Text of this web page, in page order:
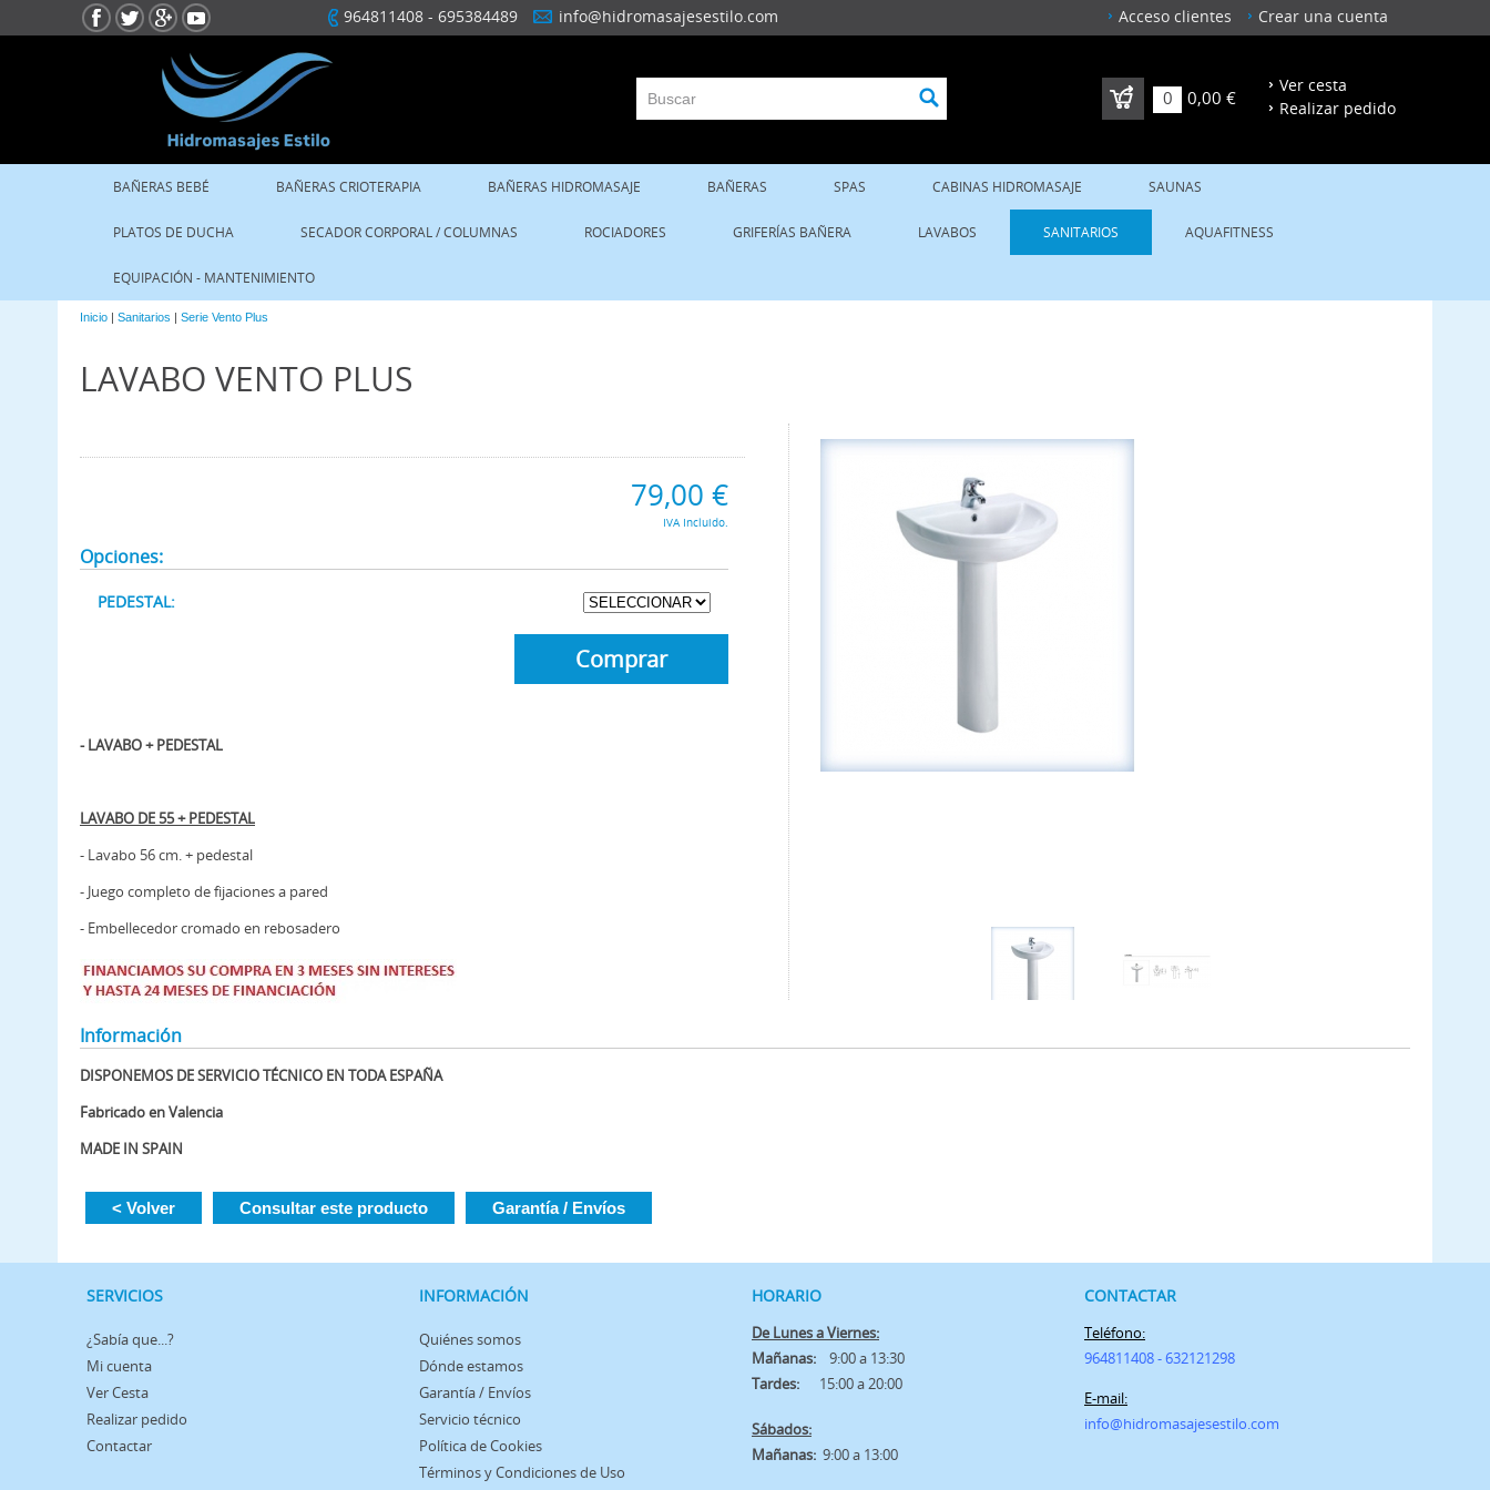
Acceso clientes Crear una cuenta
964811408 - 695384489 info@hidromasajesestilo.com
0 0,00 € Realizar pedido
Ver cesta
BAÑERAS BEBÉ BAÑERAS CRIOTERAPIA BAÑERAS HIDROMASAJE BAÑERAS SPAS CABINAS HIDROMASAJE SAUNAS
PLATOS DE DUCHA SECADOR CORPORAL / COLUMNAS ROCIADORES GRIFERÍAS BAÑERA LAVABOS SANITARIOS AQUAFITNESS
EQUIPACIÓN - MANTENIMIENTO
Inicio | Sanitarios | Serie Vento Plus
LAVABO VENTO PLUS
79,00 €
IVA Incluido.
Opciones:
PEDESTAL:
Comprar
- LAVABO + PEDESTAL
LAVABO DE 55 + PEDESTAL
- Lavabo 56 cm. + pedestal
- Juego completo de fijaciones a pared
- Embellecedor cromado en rebosadero
Información
DISPONEMOS DE SERVICIO TÉCNICO EN TODA ESPAÑA
Fabricado en Valencia
MADE IN SPAIN
< Volver Consultar este producto Garantía / Envíos
SERVICIOS
¿Sabía que...?
Mi cuenta
Ver Cesta
Realizar pedido
Contactar
INFORMACIÓN
Quiénes somos
Dónde estamos
Garantía / Envíos
Servicio técnico
Política de Cookies
Términos y Condiciones de Uso
HORARIO
De Lunes a Viernes:
Mañanas:
9:00 a 13:30
Tardes: 15:00 a 20:00
Sábados:
Mañanas: 9:00 a 13:00
CONTACTAR
Teléfono:
964811408 - 632121298
E-mail:
info@hidromasajesestilo.com